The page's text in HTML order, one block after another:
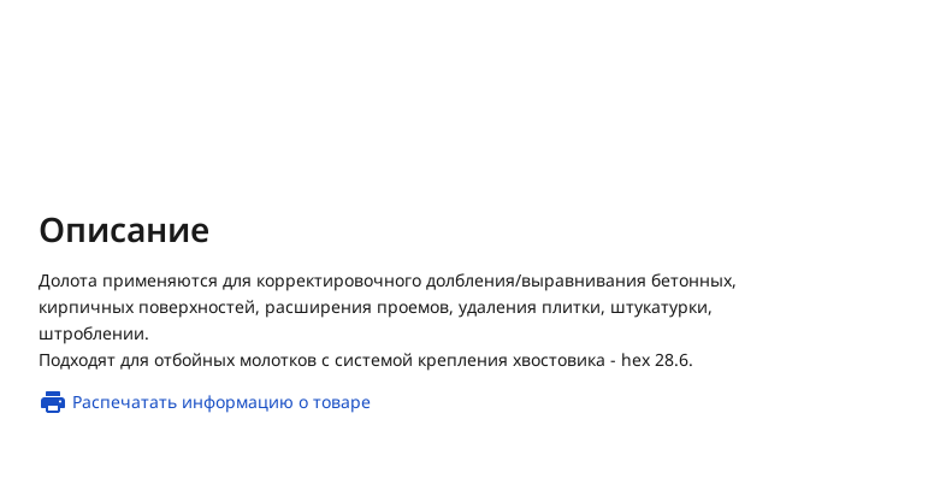
Описание
Долота применяются для корректировочного долбления/выравнивания бетонных,
кирпичных поверхностей, расширения проемов, удаления плитки, штукатурки,
штроблении.
Подходят для отбойных молотков с системой крепления хвостовика - hex 28.6.
Распечатать информацию о товаре